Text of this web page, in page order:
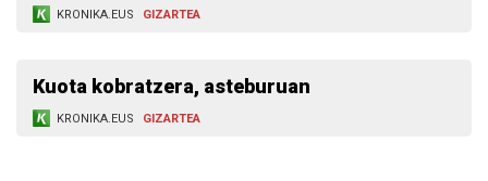
KRONIKA.EUS GIZARTEA
Kuota kobratzera, asteburuan
KRONIKA.EUS GIZARTEA